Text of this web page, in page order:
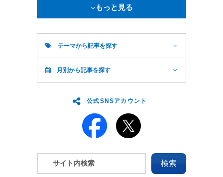
もっと見る
テーマから記事を探す
月別から記事を探す
公式SNSアカウント